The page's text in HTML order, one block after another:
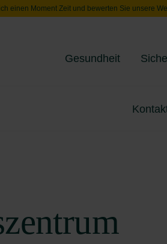
einen Moment Zeit und bewerten Sie unsere
Gesundheit